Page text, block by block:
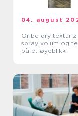
04. august
Oribe dry
spray volum og tekstur
på et øyeblikk